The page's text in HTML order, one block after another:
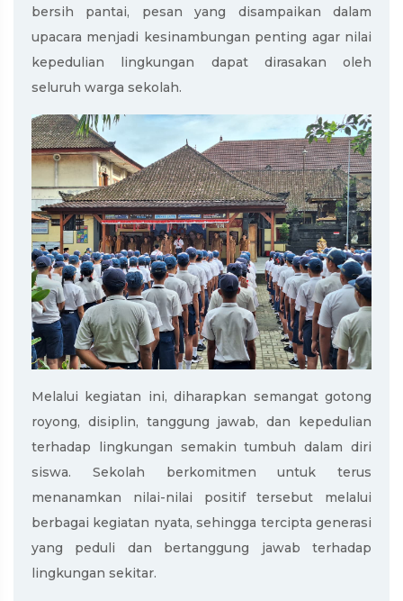
bersih pantai, pesan yang disampaikan dalam
upacara menjadi kesinambungan penting agar nilai
kepedulian lingkungan dapat dirasakan oleh
seluruh warga sekolah.
Melalui kegiatan ini, diharapkan semangat gotong
royong, disiplin, tanggung jawab, dan kepedulian
terhadap lingkungan semakin tumbuh dalam diri
siswa. Sekolah berkomitmen untuk terus
menanamkan nilai-nilai positif tersebut melalui
berbagai kegiatan nyata, sehingga tercipta generasi
yang peduli dan bertanggung jawab terhadap
lingkungan sekitar.